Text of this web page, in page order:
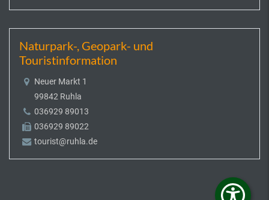
Naturpark-, Geopark- und
Touristinformation
Neuer Markt 1
99842 Ruhla
036929 89013
036929 89022
tourist@ruhla.de